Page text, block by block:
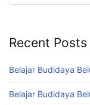
Recent Posts
Belajar Budidaya
Belajar Budidaya